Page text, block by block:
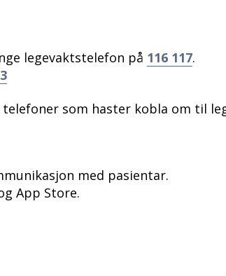
legevaktstelefon på 116 117.
som haster kobla om til
med pasientar.
App Store.